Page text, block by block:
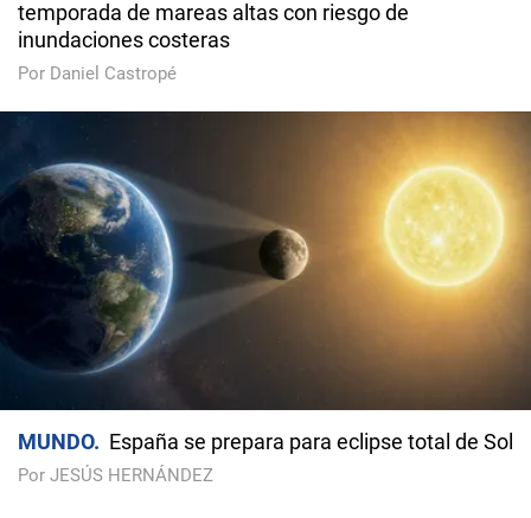
temporada de mareas altas con riesgo de
inundaciones costeras
Por Daniel Castropé
MUNDO España se prepara para eclipse total de Sol
Por JESÚS HERNÁNDEZ